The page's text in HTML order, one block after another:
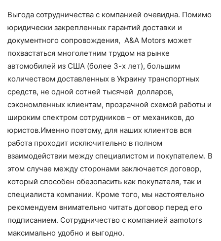
Выгода сотрудничества с компанией очевидна. Помимо
юридически закрепленных гарантий доставки и
документного сопровождения, A&A Motors может
похвастаться многолетним трудом на рынке
автомобилей из США (более 3-х лет), большим
количеством доставленных в Украину транспортных
средств, не одной сотней тысячей долларов,
сэкономленных клиентам, прозрачной схемой работы и
широким спектром сотрудников – от механиков, до
юристов.Именно поэтому, для наших клиентов вся
работа проходит исключительно в полном
взаимодействии между специалистом и покупателем. В
этом случае между сторонами заключается договор,
который способен обезопасить как покупателя, так и
специалиста компании. Кроме того, мы настоятельно
рекомендуем внимательно читать договор перед его
подписанием. Сотрудничество с компанией aamotors
максимально удобно и выгодно.